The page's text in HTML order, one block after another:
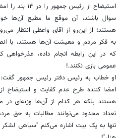
استیضاح از
سوال باشند، آن موقع ما مطیع آن‌ها
هستند؛ از این‌رو از آقای واعظی انتظار
به فکر مردم و معیشت آن‌ها هستند، با
که در این رابطه انجام داده،
عمومی بازی نکنند.!
او خطاب به رئیس دفتر رئیس جمهور گفت:
امضا کننده طرح عدم کفایت و استیضاح
هستند بلکه هر کدام از آن‌ها وزنه‌ای
تعداد محدود می‌توانند مطالبات به حق
تنها به یک بیت اشاره می‌کنم "سیاهی